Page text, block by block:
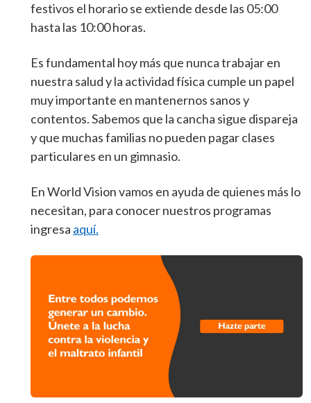
festivos el horario se extiende desde las 05:00
hasta las 10:00 horas.
Es fundamental hoy más que nunca trabajar en
nuestra salud y la actividad física cumple un papel
muy importante en mantenernos sanos y
contentos. Sabemos que la cancha sigue dispareja
y que muchas familias no pueden pagar clases
particulares en un gimnasio.
En World Vision vamos en ayuda de quienes más lo
necesitan, para conocer nuestros programas
ingresa aquí.